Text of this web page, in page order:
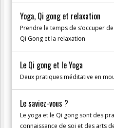
Yoga, Qi gong et relaxation
Prendre le temps de s’occuper
Qi Gong et la relaxation
Le Qi gong et le Yoga
Deux pratiques méditative en
Le saviez-vous ?
Le yoga et le Qi gong sont des
connaissance de soi et des arts